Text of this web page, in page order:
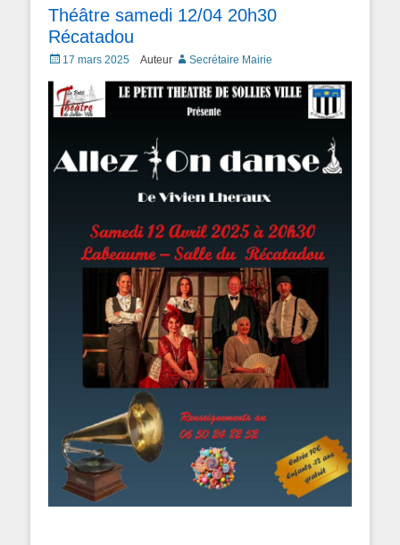
Théâtre samedi 12/04 20h30
Récatadou
Posted
17 mars 2025 Auteur Secrétaire Mairie